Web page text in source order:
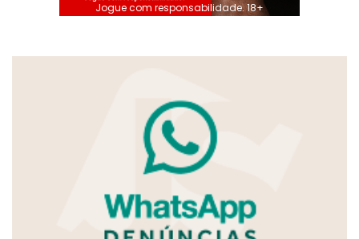
Jogue com responsabilidade. 18+